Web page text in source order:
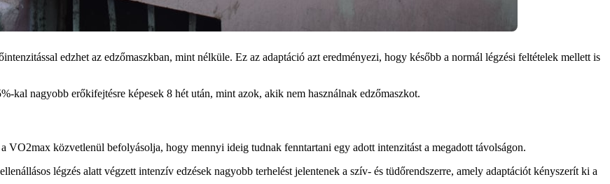
edzhet az edzőmaszkban, mint nélküle. Ez az adaptáció azt eredményezi, hogy később a normál légzési feltételek mellett is
kal nagyobb erőkifejtésre képesek 8 hét után, mint azok, akik nem használnak edzőmaszkot.
VO2max közvetlenül befolyásolja, hogy mennyi ideig tudnak fenntartani egy adott intenzitást a megadott távolságon.
légzés alatt végzett intenzív edzések nagyobb terhelést jelentenek a szív- és tüdőrendszerre, amely adaptációt kényszerít ki a